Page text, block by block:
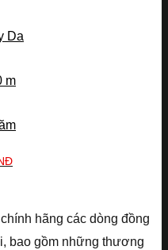
Da
m
hãng các dòng đồng
bao gồm những thương